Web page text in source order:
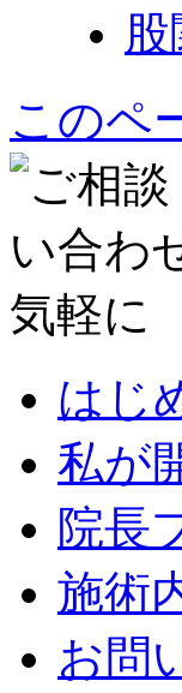
このペ
はじ
私が
院長
施術
お問